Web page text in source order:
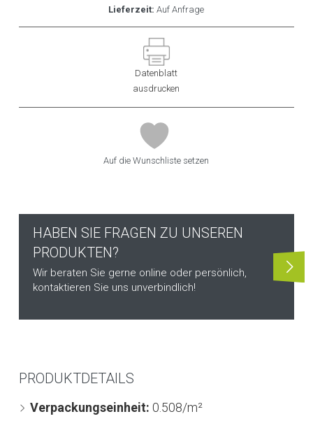
Lieferzeit: Auf Anfrage
Datenblatt
ausdrucken
Auf die Wunschliste setzen
HABEN SIE FRAGEN ZU UNSEREN
PRODUKTEN?
Wir beraten Sie gerne online oder persönlich,
kontaktieren Sie uns unverbindlich!
PRODUKTDETAILS
Verpackungseinheit: 0.508/m²